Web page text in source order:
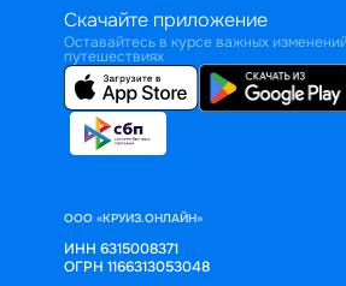
Скачайте приложение
Оставайтесь в курсе важных
путешествиях
ООО «КРУИЗ.ОНЛАЙН»
ИНН 6315008371
ОГРН 1166313053048